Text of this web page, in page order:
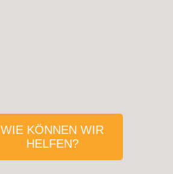
WIE KÖNNEN WIR
HELFEN?